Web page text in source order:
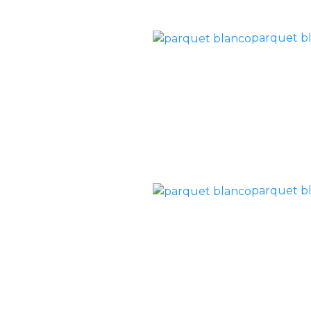
parquet
parquet